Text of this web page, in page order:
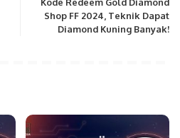
Shop FF 2024, Teknik Dapat
Diamond Kuning Banyak!